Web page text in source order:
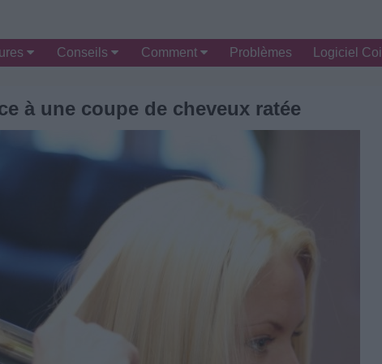
Conseils Comment Problèmes Logiciel
à une coupe de cheveux ratée